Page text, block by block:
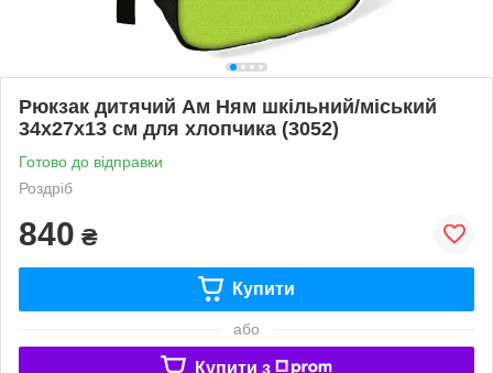
Рюкзак дитячий Ам Ням шкільний/міський
34х27х13 см для хлопчика (3052)
Готово до відправки
Роздріб
840 ₴
Купити
або
Купити з